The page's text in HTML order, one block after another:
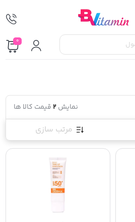
0
نمایش2قیمت کالا ها
مرتب سازی